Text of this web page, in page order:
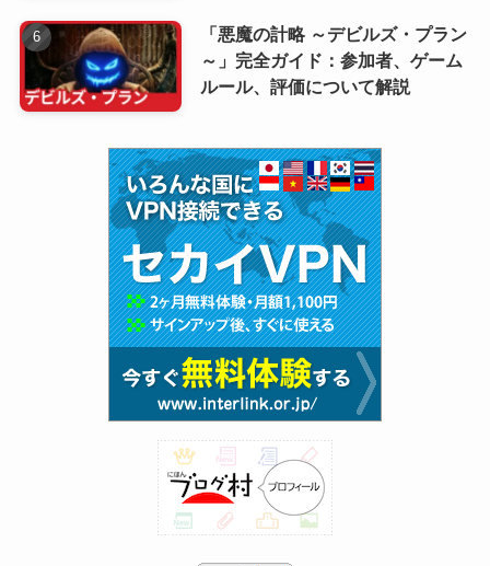
「悪魔の計略 ～デビルズ・プラン
～」完全ガイド：参加者、ゲーム
ルール、評価について解説